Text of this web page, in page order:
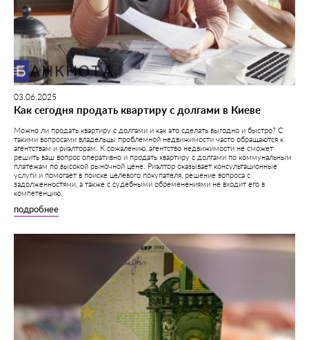
03.06.2025
Как сегодня продать квартиру с долгами в Киеве
Можно ли продать квартиру с долгами и как это сделать выгодно и быстро? С
такими вопросами владельцы проблемной недвижимости часто обращаются к
агентствам и риэлторам. К сожалению, агентство недвижимости не сможет
решить ваш вопрос оперативно и продать квартиру с долгами по коммунальным
платежам по высокой рыночной цене. Риэлтор оказывает консультационные
услуги и помогает в поиске целевого покупателя, решение вопроса с
задолженностями, а также с судебными обременениями не входит его в
компетенцию.
подробнее